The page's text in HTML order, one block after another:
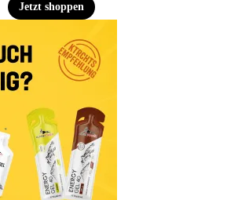
Jetzt shoppen